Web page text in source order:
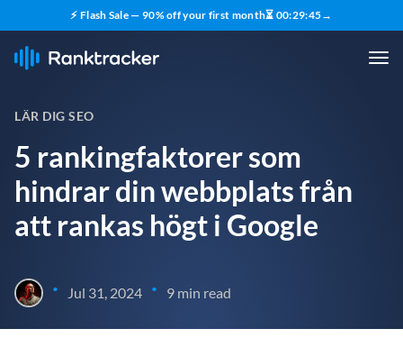
⚡ Flash Sale — 90% off your first month⏳ 00:29:43→
LÄR DIG SEO
5 rankingfaktorer som
hindrar din webbplats från
att rankas högt i Google
• Jul 31, 2024 • 9 min read